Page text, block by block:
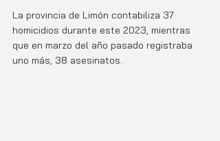
La provincia de Limón contabiliza 37
homicidios durante este 2023, mientras
que en marzo del año pasado registraba
uno más, 38 asesinatos.